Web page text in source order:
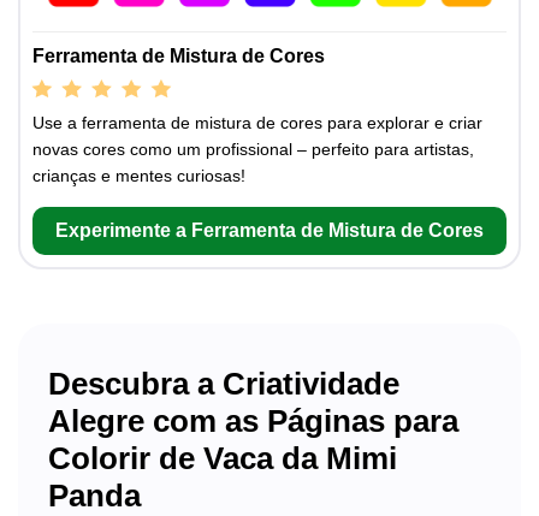
Ferramenta de Mistura de Cores
Use a ferramenta de mistura de cores para explorar e criar
novas cores como um profissional – perfeito para artistas,
crianças e mentes curiosas!
Experimente a Ferramenta de Mistura de Cores
Descubra a Criatividade
Alegre com as Páginas para
Colorir de Vaca da Mimi
Panda